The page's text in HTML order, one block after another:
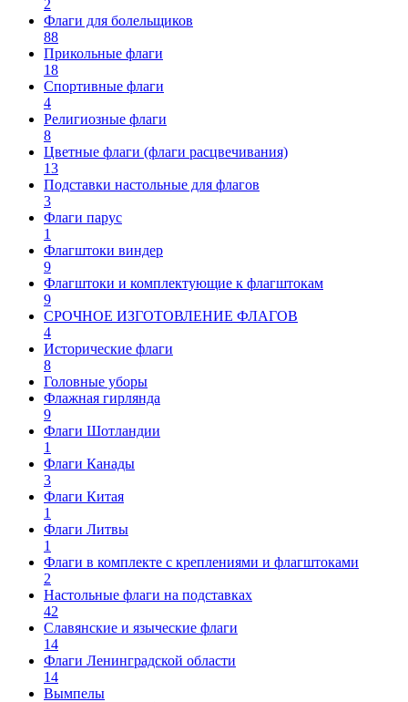
2
Флаги для болельщиков
88
Прикольные флаги
18
Спортивные флаги
4
Религиозные флаги
8
Цветные флаги (флаги расцвечивания)
13
Подставки настольные для флагов
3
Флаги парус
1
Флагштоки виндер
9
Флагштоки и комплектующие к флагштокам
9
СРОЧНОЕ ИЗГОТОВЛЕНИЕ ФЛАГОВ
4
Исторические флаги
8
Головные уборы
Флажная гирлянда
9
Флаги Шотландии
1
Флаги Канады
3
Флаги Китая
1
Флаги Литвы
1
Флаги в комплекте с креплениями и флагштоками
2
Настольные флаги на подставках
42
Славянские и языческие флаги
14
Флаги Ленинградской области
14
Вымпелы